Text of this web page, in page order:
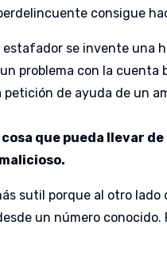
consigue
estafador se invente una
problema con la
de ayuda de un
que pueda llevar
sutil porque al otro
un número conocido.